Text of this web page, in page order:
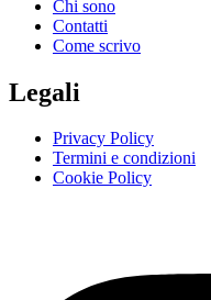
Chi sono
Contatti
Come scrivo
Legali
Privacy Policy
Termini e condizioni
Cookie Policy